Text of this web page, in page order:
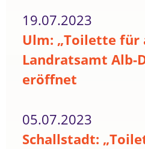
19.07.2023
Ulm: „Toilette für
Landratsamt Alb-
eröffnet
05.07.2023
Schallstadt: